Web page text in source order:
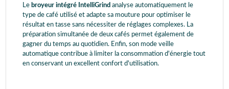
Le broyeur intégré IntelliGrind analyse automatiquement le
type de café utilisé et adapte sa mouture pour optimiser le
résultat en tasse sans nécessiter de réglages complexes. La
préparation simultanée de deux cafés permet également de
gagner du temps au quotidien. Enfin, son mode veille
automatique contribue à limiter la consommation d'énergie tout
en conservant un excellent confort d'utilisation.